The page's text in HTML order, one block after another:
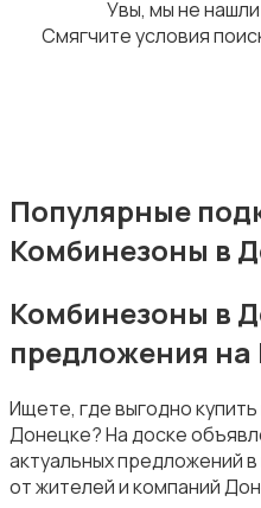
Рубашки
Увы, мы не
Смягчите условия
Популярные
Комбинезоны в
Комбинезоны в
предложения на
Ищете, где выгодно
Донецке? На доске
актуальных предложений
от жителей и компаний